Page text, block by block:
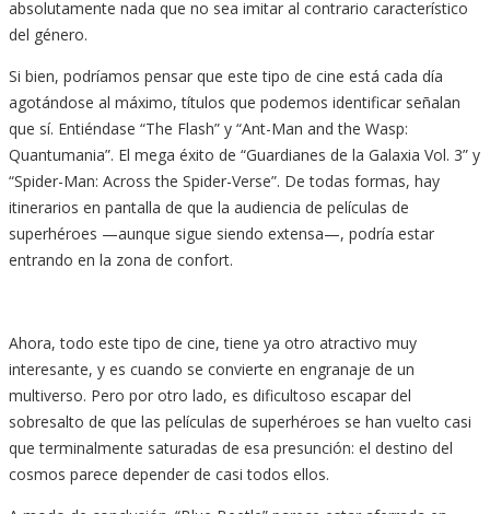
absolutamente nada que no sea imitar al contrario característico
del género.
Si bien, podríamos pensar que este tipo de cine está cada día
agotándose al máximo, títulos que podemos identificar señalan
que sí. Entiéndase “The Flash” y “Ant-Man and the Wasp:
Quantumania”. El mega éxito de “Guardianes de la Galaxia Vol. 3” y
“Spider-Man: Across the Spider-Verse”. De todas formas, hay
itinerarios en pantalla de que la audiencia de películas de
superhéroes —aunque sigue siendo extensa—, podría estar
entrando en la zona de confort.
Ahora, todo este tipo de cine, tiene ya otro atractivo muy
interesante, y es cuando se convierte en engranaje de un
multiverso. Pero por otro lado, es dificultoso escapar del
sobresalto de que las películas de superhéroes se han vuelto casi
que terminalmente saturadas de esa presunción: el destino del
cosmos parece depender de casi todos ellos.